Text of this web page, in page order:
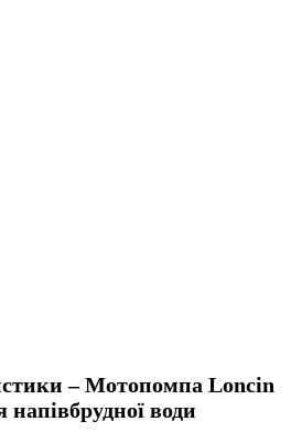
– Мотопомпа Loncin
води